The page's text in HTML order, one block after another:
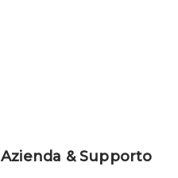
Azienda & Supporto